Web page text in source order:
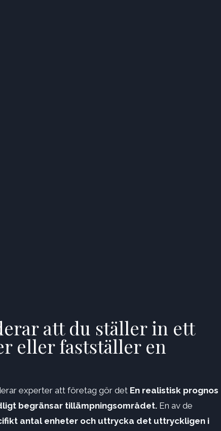
att du ställer in ett
eller fastställer en
experter att företag gör det En realistisk prognos
begränsar tillämpningsområdet. En av de
antal enheter och uttrycka det uttryckligen i